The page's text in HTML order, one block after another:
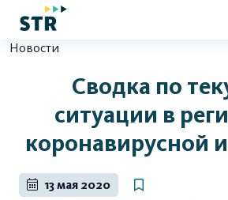
Новости
Сводка по
ситуации в
коронавирусной
13 мая 2020